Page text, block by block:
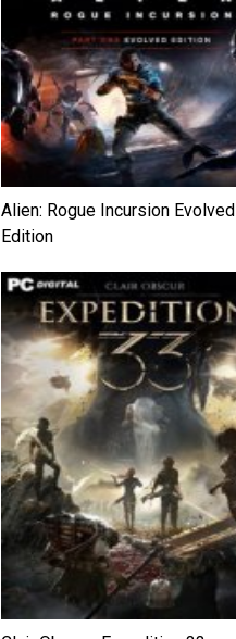
Alien: Rogue Incursion Evolved
Edition